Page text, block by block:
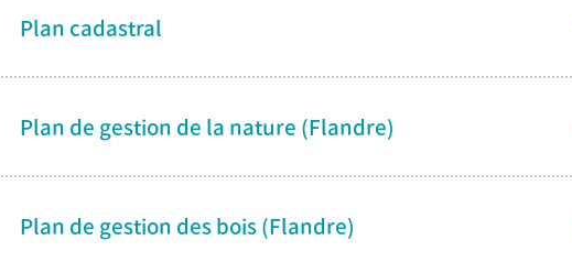
Plan cadastral
Plan de gestion de la nature (Flandre)
Plan de gestion des bois (Flandre)